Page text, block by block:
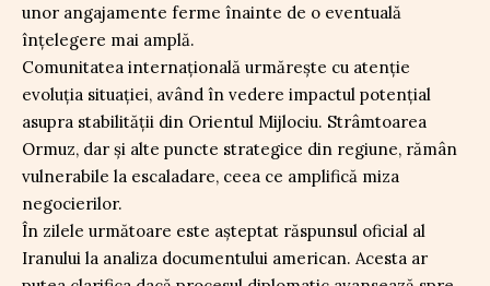
unor angajamente ferme înainte de o eventuală
înțelegere mai amplă.
Comunitatea internațională urmărește cu atenție
evoluția situației, având în vedere impactul potențial
asupra stabilității din Orientul Mijlociu. Strâmtoarea
Ormuz, dar și alte puncte strategice din regiune, rămân
vulnerabile la escaladare, ceea ce amplifică miza
negocierilor.
În zilele următoare este așteptat răspunsul oficial al
Iranului la analiza documentului american. Acesta ar